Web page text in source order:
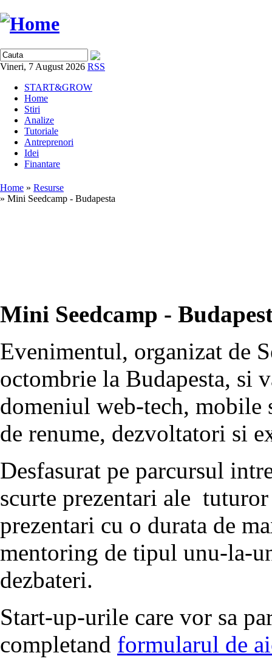
Vineri, 7 August 2026 RSS
START&GROW
Home
Stiri
Analize
Tutoriale
Antreprenori
Idei
Finantare
Home » Resurse
» Mini Seedcamp - Budapesta
Mini Seedcamp -
Evenimentul, organizat de
octombrie la Budapesta, si
domeniul web-tech, mobile
de renume, dezvoltatori si
Desfasurat pe parcursul
scurte prezentari ale
prezentari cu o durata de
mentoring de tipul unu-la-
dezbateri.
Start-up-urile care vor sa
completand formularul de